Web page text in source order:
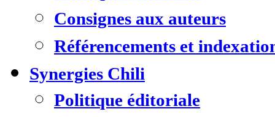
Consignes aux auteurs
Référencements et
Synergies Chili
Politique éditoriale